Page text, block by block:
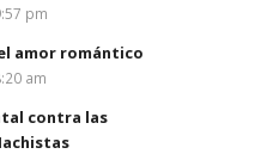
pm
amor romántico
am
contra las